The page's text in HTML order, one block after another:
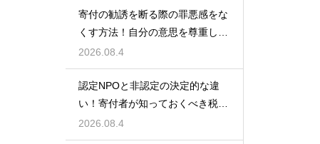
寄付の勧誘を断る際の罪悪感をな
くす方法！自分の意思を尊重して
丁寧に対応
2026.08.4
認定NPOと非認定の決定的な違
い！寄付者が知っておくべき税の
優遇
2026.08.4